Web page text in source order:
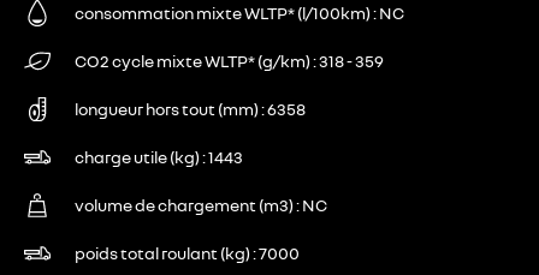
consommation mixte WLTP* (l/100km) NC
CO2 cycle mixte WLTP* (g/km) 318 - 359
longueur hors tout (mm) 6358
charge utile (kg) 1443
volume de chargement (m3) NC
poids total roulant (kg) 7000